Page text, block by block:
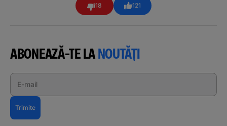
18 121
ABONEAZĂ-TE LANOUTĂȚI
E-mail
Trimite